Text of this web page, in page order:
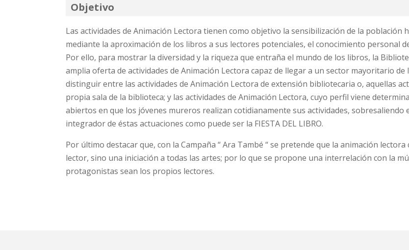
Objetivo
Las actividades de Animación Lectora tienen como objetivo la sensibilización de la población
mediante la aproximación de los libros a sus lectores potenciales, el conocimiento personal
Por ello, para mostrar la diversidad y la riqueza que entraña el mundo de los libros, la
amplia oferta de actividades de Animación Lectora capaz de llegar a un sector mayoritario
distinguir entre las actividades de Animación Lectora de extensión bibliotecaria o, aquellas
propia sala de la biblioteca; y las actividades de Animación Lectora, cuyo perfil viene
abiertos en que los jóvenes mureros realizan cotidianamente sus actividades, sobresaliendo
integrador de éstas actuaciones como puede ser la FIESTA DEL LIBRO.
Por último destacar que, con la Campaña “ Ara També “ se pretende que la animación
lector, sino una iniciación a todas las artes; por lo que se propone una interrelación con la
protagonistas sean los propios lectores.